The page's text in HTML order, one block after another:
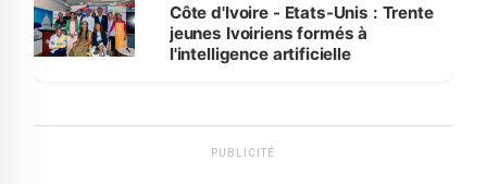
Côte d'Ivoire - Etats-Unis : Trente
jeunes Ivoiriens formés à
l'intelligence artificielle
PUBLICITÉ